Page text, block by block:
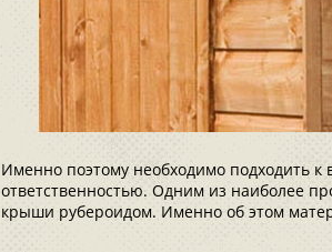
Именно поэтому необходимо подходить к
ответственностью. Одним из наиболее
крыши рубероидом. Именно об этом